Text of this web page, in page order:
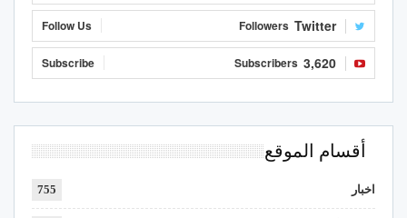
Twitter
Followers
Follow Us
3,620
Subscribers
Subscribe
أقسام الموقع
اخبار 755